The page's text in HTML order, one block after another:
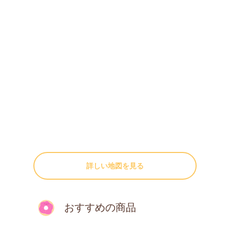
詳しい地図を見る
おすすめの商品